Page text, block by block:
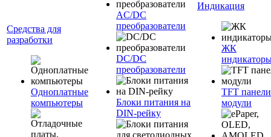
Средства для
разработки
Одноплатные
компьютеры
AC/DC
преобразователи
DC/DC
преобразователи
Блоки питания на
DIN-рейку
Индикация
ЖК
TFT
модули